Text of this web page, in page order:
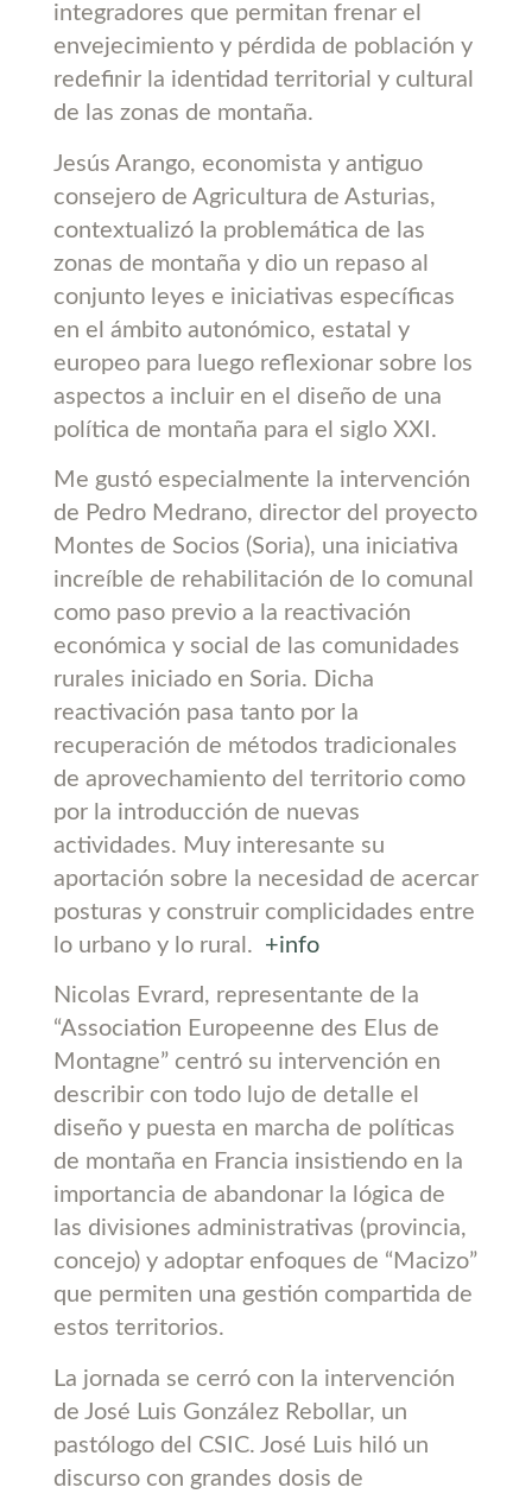
integradores que permitan frenar el
envejecimiento y pérdida de población y
redefinir la identidad territorial y cultural
de las zonas de montaña.
Jesús Arango, economista y antiguo
consejero de Agricultura de Asturias,
contextualizó la problemática de las
zonas de montaña y dio un repaso al
conjunto leyes e iniciativas específicas
en el ámbito autonómico, estatal y
europeo para luego reflexionar sobre los
aspectos a incluir en el diseño de una
política de montaña para el siglo XXI.
Me gustó especialmente la intervención
de Pedro Medrano, director del proyecto
Montes de Socios (Soria), una iniciativa
increíble de rehabilitación de lo comunal
como paso previo a la reactivación
económica y social de las comunidades
rurales iniciado en Soria. Dicha
reactivación pasa tanto por la
recuperación de métodos tradicionales
de aprovechamiento del territorio como
por la introducción de nuevas
actividades. Muy interesante su
aportación sobre la necesidad de acercar
posturas y construir complicidades entre
lo urbano y lo rural. +info
Nicolas Evrard, representante de la
“Association Europeenne des Elus de
Montagne” centró su intervención en
describir con todo lujo de detalle el
diseño y puesta en marcha de políticas
de montaña en Francia insistiendo en la
importancia de abandonar la lógica de
las divisiones administrativas (provincia,
concejo) y adoptar enfoques de “Macizo”
que permiten una gestión compartida de
estos territorios.
La jornada se cerró con la intervención
de José Luis González Rebollar, un
pastólogo del CSIC. José Luis hiló un
discurso con grandes dosis de